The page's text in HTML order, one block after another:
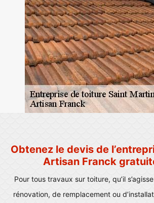
Obtenez le devis de
Artisan Franck
Pour tous travaux sur toiture, qu’il
rénovation, de remplacement ou